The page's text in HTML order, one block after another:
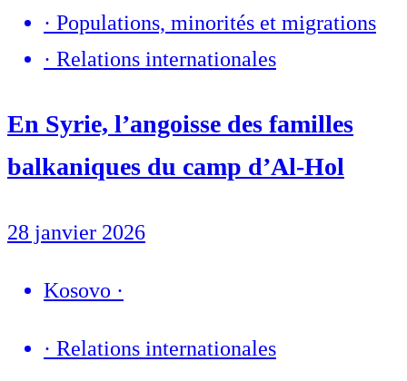
· Populations, minorités et migrations
· Relations internationales
En Syrie, l’angoisse des familles
balkaniques du camp d’Al-Hol
28 janvier 2026
Kosovo ·
· Relations internationales